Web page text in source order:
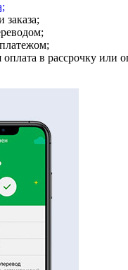
оплата в рассрочку или